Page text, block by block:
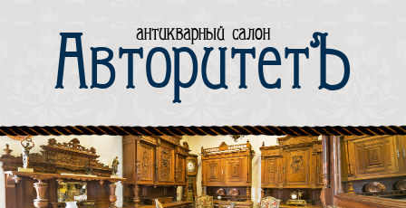
антикварный салон
АвторитетЪ